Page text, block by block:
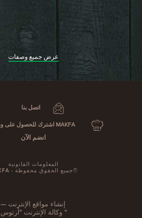
عرض جميع وصفات
اتصل بنا
MAKFA اشترك للحصول على وصفات
انضم الآن
المعلومات القانونية
©جميع الحقوق محفوظة - MAKFA
إنشاء مواقع الإنترنت —
" وكالة الإنترنت "أرتوس